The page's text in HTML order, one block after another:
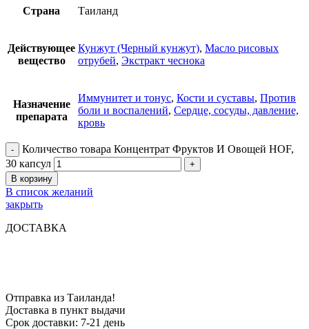
Страна Таиланд
Действующее
вещество
Кунжут (Черный кунжут), Масло рисовых
отрубей, Экстракт чеснока
Назначение
препарата
Иммунитет и тонус, Кости и суставы, Против
боли и воспалений, Сердце, сосуды, давление,
кровь
Количество товара Концентрат Фруктов И Овощей HOF,
30 капсул
В корзину
В список желаний
закрыть
ДОСТАВКА
Отправка из Таиланда!
Доставка в пункт выдачи
Срок доставки: 7-21 день